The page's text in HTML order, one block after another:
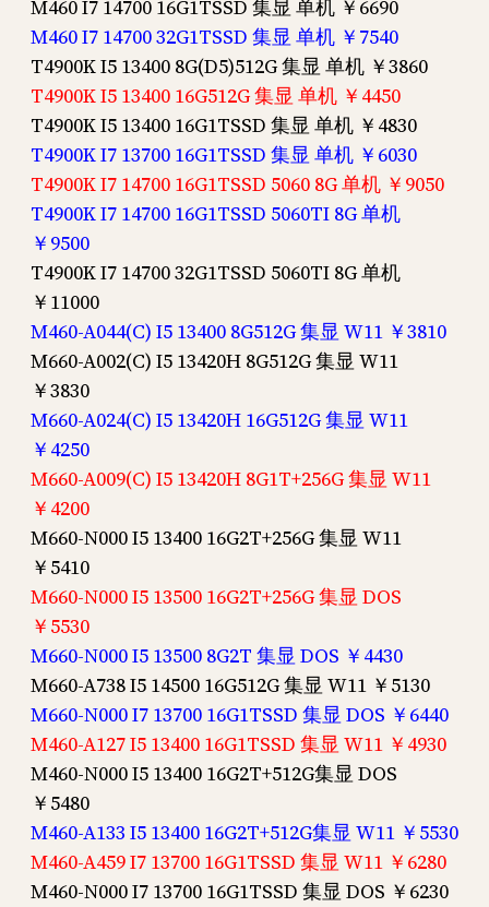
M460 I7 14700 16G1TSSD 集显 单机 ￥6690
M460 I7 14700 32G1TSSD 集显 单机 ￥7540
T4900K I5 13400 8G(D5)512G 集显 单机 ￥3860
T4900K I5 13400 16G512G 集显 单机 ￥4450
T4900K I5 13400 16G1TSSD 集显 单机 ￥4830
T4900K I7 13700 16G1TSSD 集显 单机 ￥6030
T4900K I7 14700 16G1TSSD 5060 8G 单机 ￥9050
T4900K I7 14700 16G1TSSD 5060TI 8G 单机
￥9500
T4900K I7 14700 32G1TSSD 5060TI 8G 单机
￥11000
M460-A044(C) I5 13400 8G512G 集显 W11 ￥3810
M660-A002(C) I5 13420H 8G512G 集显 W11
￥3830
M660-A024(C) I5 13420H 16G512G 集显 W11
￥4250
M660-A009(C) I5 13420H 8G1T+256G 集显 W11
￥4200
M660-N000 I5 13400 16G2T+256G 集显 W11
￥5410
M660-N000 I5 13500 16G2T+256G 集显 DOS
￥5530
M660-N000 I5 13500 8G2T 集显 DOS ￥4430
M660-A738 I5 14500 16G512G 集显 W11 ￥5130
M660-N000 I7 13700 16G1TSSD 集显 DOS ￥6440
M460-A127 I5 13400 16G1TSSD 集显 W11 ￥4930
M460-N000 I5 13400 16G2T+512G集显 DOS
￥5480
M460-A133 I5 13400 16G2T+512G集显 W11 ￥5530
M460-A459 I7 13700 16G1TSSD 集显 W11 ￥6280
M460-N000 I7 13700 16G1TSSD 集显 DOS ￥6230